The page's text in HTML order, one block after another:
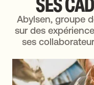
Abylsen, groupe
sur des
ses